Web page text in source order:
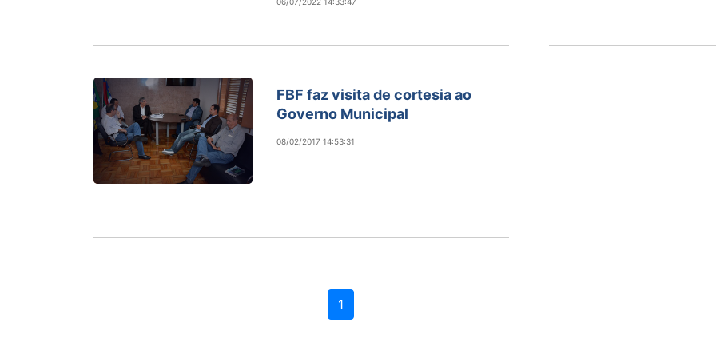
FBF faz visita de cortesia ao
Governo Municipal
08/02/2017 14:53:31
1